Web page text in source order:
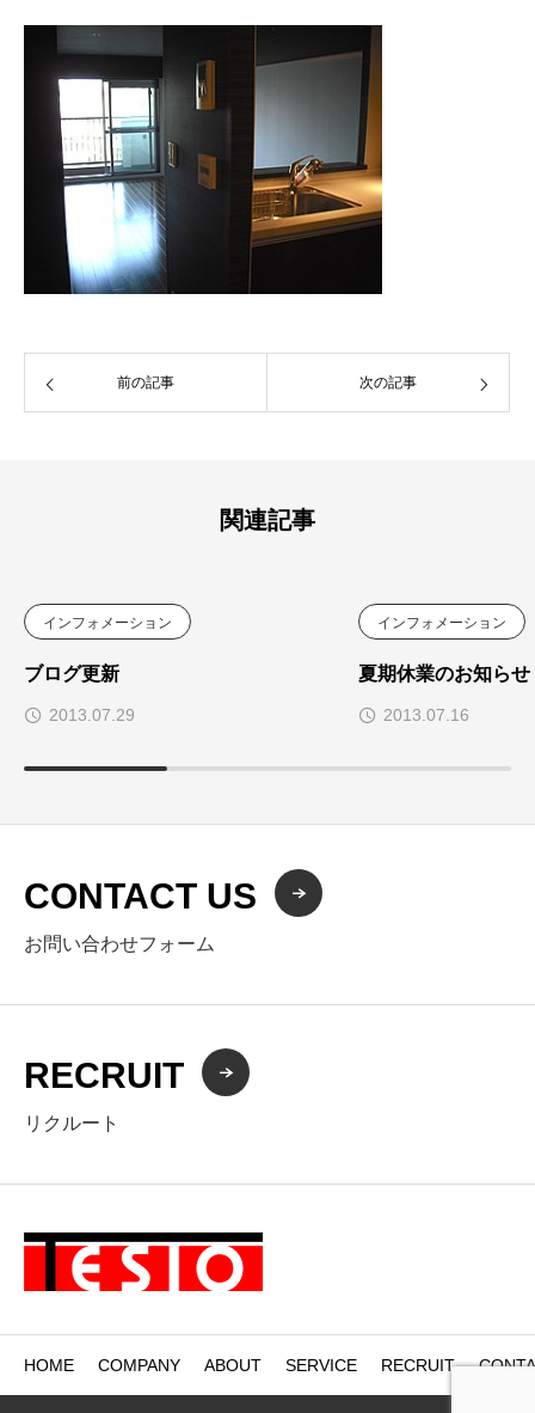
前の記事 次の記事
関連記事
インフォメーション
ブログ更新
2013.07.29
インフォメーション
夏期休業のお知らせ
2013.07.16
CONTACT US
お問い合わせフォーム
RECRUIT
リクルート
HOME COMPANY ABOUT SERVICE RECRUIT